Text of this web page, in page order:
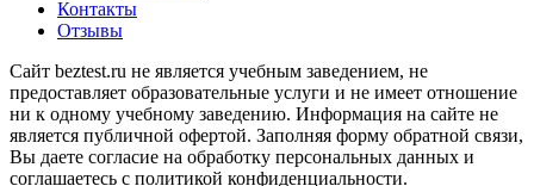
Контакты
Отзывы
Сайт beztest.ru не является учебным заведением, не
предоставляет образовательные услуги и не имеет отношение
ни к одному учебному заведению. Информация на сайте не
является публичной офертой. Заполняя форму обратной связи,
Вы даете согласие на обработку персональных данных и
соглашаетесь с политикой конфиденциальности.